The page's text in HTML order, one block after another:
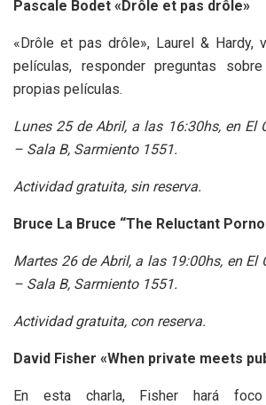
Pascale Bodet «Drôle et pas drôle»
«Drôle et pas drôle», Laurel & Hardy,
películas, responder preguntas
propias películas.
Lunes 25 de Abril, a las 16:30hs, en El
– Sala B, Sarmiento 1551.
Actividad gratuita, sin reserva.
Bruce La Bruce “The Reluctant
Martes 26 de Abril, a las 19:00hs, en El
– Sala B, Sarmiento 1551.
Actividad gratuita, con reserva.
David Fisher «When private meets
En esta charla, Fisher hará